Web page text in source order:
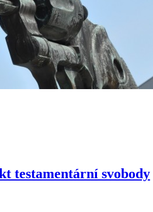
testamentární svobody